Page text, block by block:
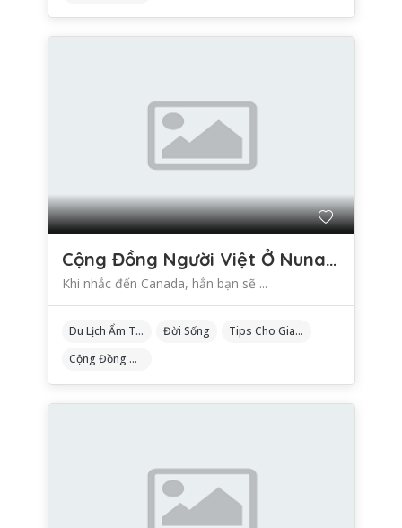
Cộng Đồng Người Việt Ở Nunavut – Canada
Khi nhắc đến Canada, hẳn bạn sẽ ...
Du Lịch Ẩm Thực Đời Sống
Tips Cho Gia Đình
Cộng Đồng Người Việt Ở Nunavut